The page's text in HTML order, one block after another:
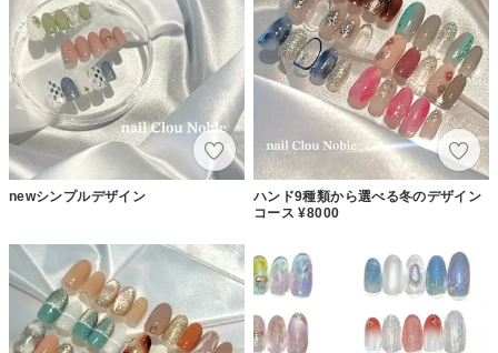
newシンプルデザイン
ハンド9種類から選べる冬のデザイン
コース ¥8000